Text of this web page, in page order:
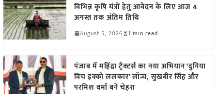
विभिन्न कृषि यंत्रों हेतु आवेदन के लिए आज 4
अगस्त तक अंतिम तिथि
August 5, 2026 1 min read
पंजाब में महिंद्रा ट्रैक्टर्स का नया अभियान ‘दुनिया
विच इक्को ललकार’ लॉन्च, सुखबीर सिंह और
परमिश वर्मा बने चेहरा